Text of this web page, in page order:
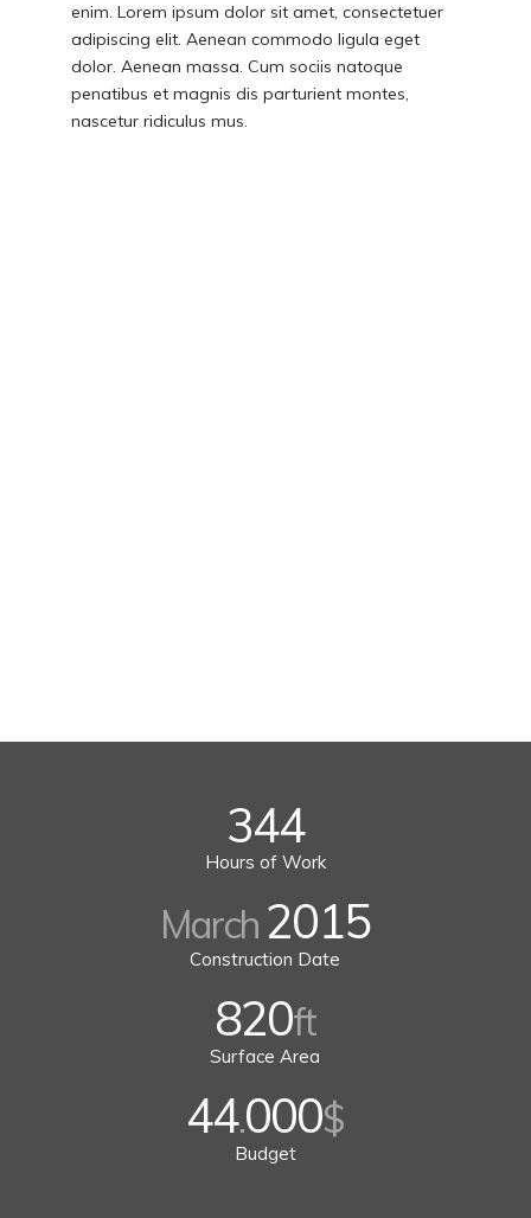
enim. Lorem ipsum dolor sit amet, consectetuer
adipiscing elit. Aenean commodo ligula eget
dolor. Aenean massa. Cum sociis natoque
penatibus et magnis dis parturient montes,
nascetur ridiculus mus.
344
Hours of Work
March 2015
Construction Date
820ft
Surface Area
44.000$
Budget